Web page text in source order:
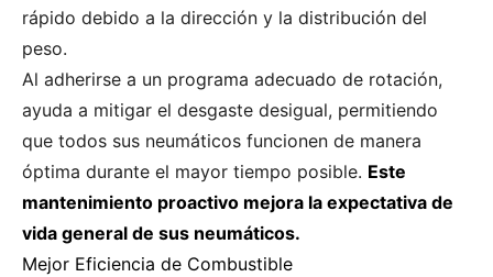
rápido debido a la dirección y la distribución del
peso.
Al adherirse a un programa adecuado de rotación,
ayuda a mitigar el desgaste desigual, permitiendo
que todos sus neumáticos funcionen de manera
óptima durante el mayor tiempo posible. Este
mantenimiento proactivo mejora la expectativa de
vida general de sus neumáticos.
Mejor Eficiencia de Combustible